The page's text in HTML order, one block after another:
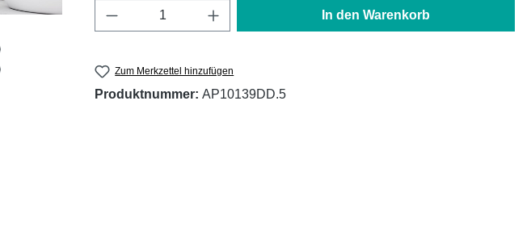
Produkt Anzahl: Gib den gewünschten Wert ein
In den Warenkorb
Zum Merkzettel hinzufügen
Produktnummer: AP10139DD.5